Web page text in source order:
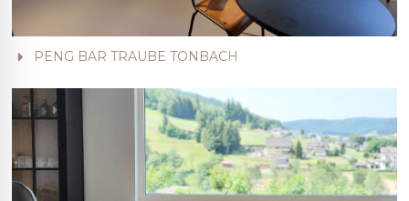
PENG BAR TRAUBE TONBACH